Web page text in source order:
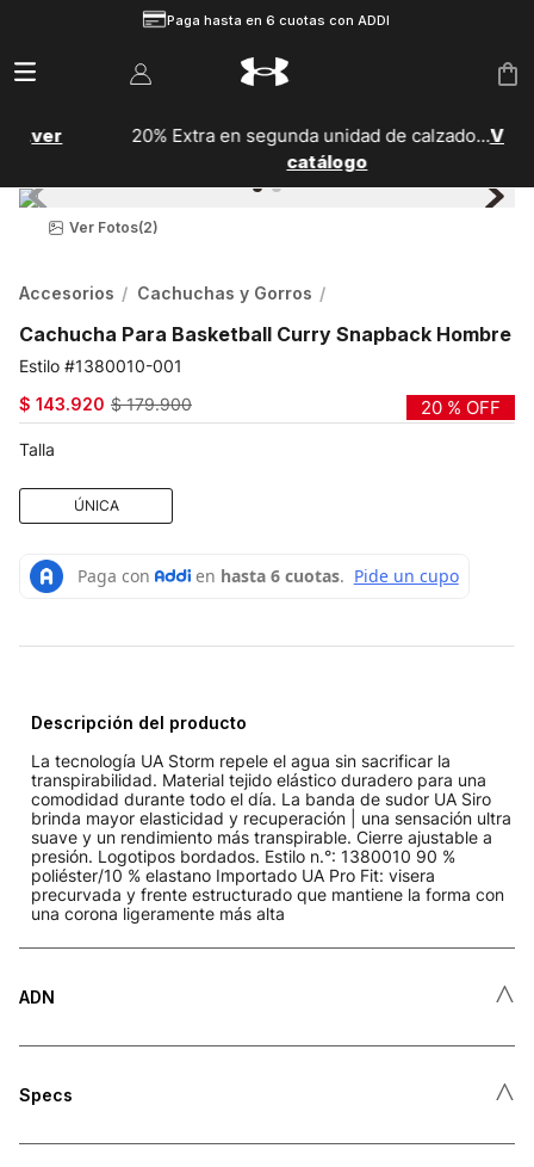
Paga hasta en 6 cuotas con ADDI
20% Extra en segunda unidad de calzado...Ver
catálogo
Ver Fotos(2)
Accesorios Cachuchas y Gorros
Cachucha Para Basketball Curry Snapback Hombre
1380010-001
$ 143.920 $ 179.900 20 % OFF
Talla
ÚNICA
Descripción del producto
La tecnología UA Storm repele el agua sin sacrificar la
transpirabilidad. Material tejido elástico duradero para una
comodidad durante todo el día. La banda de sudor UA Siro
brinda mayor elasticidad y recuperación | una sensación ultra
suave y un rendimiento más transpirable. Cierre ajustable a
presión. Logotipos bordados. Estilo n.°: 1380010 90 %
poliéster/10 % elastano Importado UA Pro Fit: visera
precurvada y frente estructurado que mantiene la forma con
una corona ligeramente más alta
ADN ˄
Specs ˄